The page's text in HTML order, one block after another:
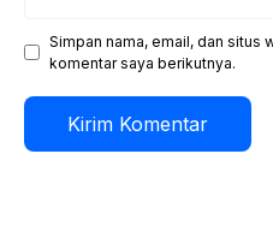
Simpan nama, email, dan situs
komentar saya berikutnya.